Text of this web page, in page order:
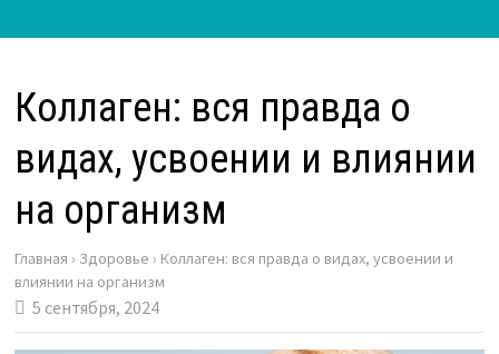
Коллаген: вся правда о
видах, усвоении и влиянии
на организм
Главная › Здоровье › Коллаген: вся правда о видах, усвоении и
влиянии на организм
5 сентября, 2024